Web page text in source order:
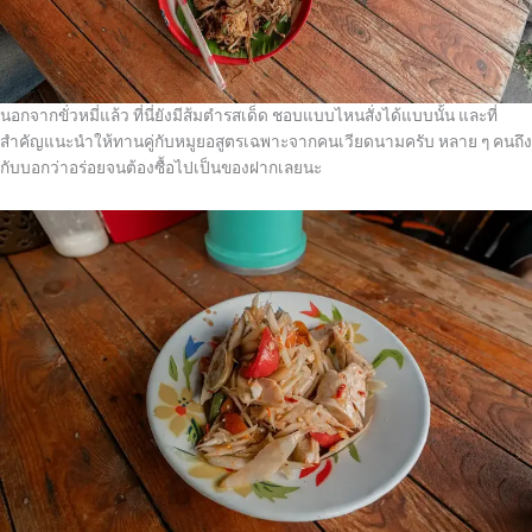
นอกจากขั่วหมี่แล้ว ที่นี่ยังมีส้มตำรสเด็ด ชอบแบบไหนสั่งได้แบบนั้น และที่
สำคัญแนะนำให้ทานคู่กับหมูยอสูตรเฉพาะจากคนเวียดนามครับ หลาย ๆ คนถึง
กับบอกว่าอร่อยจนต้องซื้อไปเป็นของฝากเลยนะ